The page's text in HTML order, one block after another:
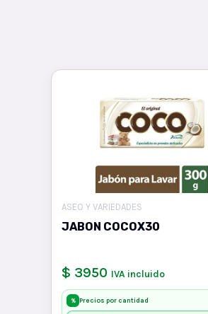
ASEO Y VARIEDADES
JABON COCOX30
$ 3950 IVA incluido
% Precios por cantidad